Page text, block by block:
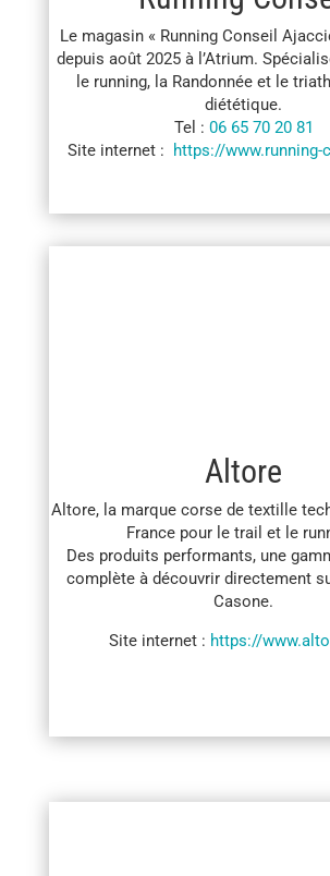
Le magasin « Running Conseil
depuis août 2025 à l’Atrium.
le running, la Randonnée et le
diététique.
Tel : 06 65 70 20 81
Site internet : https://
Altore
Altore, la marque corse de textille
France pour le trail et le
Des produits performants, une
complète à découvrir directement
Casone.
Site internet : https://